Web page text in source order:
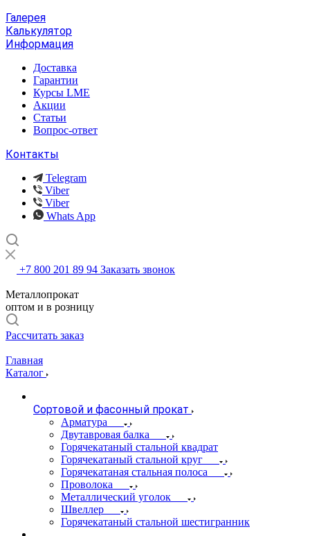
Галерея
Калькулятор
Информация
Доставка
Гарантии
Курсы LME
Акции
Статьи
Вопрос-ответ
Контакты
Telegram
Viber
Viber
Whats App
+7 800 201 89 94 Заказать звонок
Металлопрокат
оптом и в розницу
Рассчитать заказ
Главная
Каталог
Сортовой и фасонный прокат
Арматура
Двутавровая балка
Горячекатаный стальной квадрат
Горячекатаный стальной круг
Горячекатаная стальная полоса
Проволока
Металлический уголок
Швеллер
Горячекатаный стальной шестигранник